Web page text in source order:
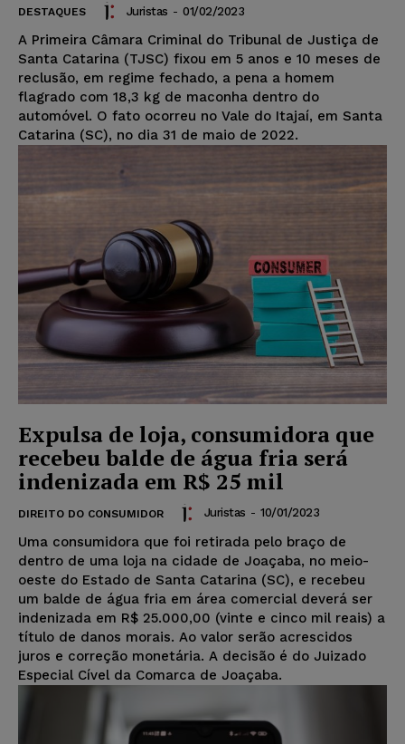
DESTAQUES Juristas - 01/02/2023
A Primeira Câmara Criminal do Tribunal de Justiça de
Santa Catarina (TJSC) fixou em 5 anos e 10 meses de
reclusão, em regime fechado, a pena a homem
flagrado com 18,3 kg de maconha dentro do
automóvel. O fato ocorreu no Vale do Itajaí, em Santa
Catarina (SC), no dia 31 de maio de 2022.
Expulsa de loja, consumidora que
recebeu balde de água fria será
indenizada em R$ 25 mil
DIREITO DO CONSUMIDOR Juristas - 10/01/2023
Uma consumidora que foi retirada pelo braço de
dentro de uma loja na cidade de Joaçaba, no meio-
oeste do Estado de Santa Catarina (SC), e recebeu
um balde de água fria em área comercial deverá ser
indenizada em R$ 25.000,00 (vinte e cinco mil reais) a
título de danos morais. Ao valor serão acrescidos
juros e correção monetária. A decisão é do Juizado
Especial Cível da Comarca de Joaçaba.